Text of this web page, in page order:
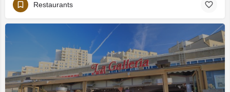
Restaurants